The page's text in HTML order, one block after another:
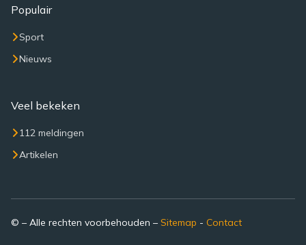
Populair
Sport
Nieuws
Veel bekeken
112 meldingen
Artikelen
© – Alle rechten voorbehouden – Sitemap - Contact